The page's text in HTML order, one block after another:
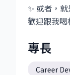
✨ 或者，
歡迎跟我喝
專長
Career